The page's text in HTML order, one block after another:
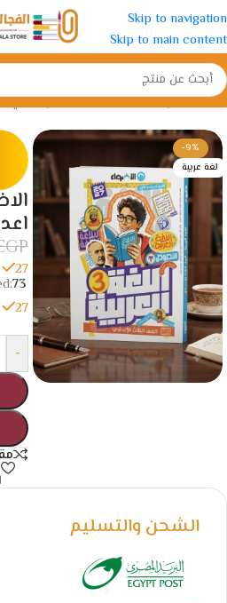
Skip to navigation
Skip to main content
الرئيسية/الإعدادية/الصف الثالث الإعدادي
-9%
لغة عربية
27 متوفر في المخزون
73
27 متوفر في المخزون
-
الشحن والتسليم